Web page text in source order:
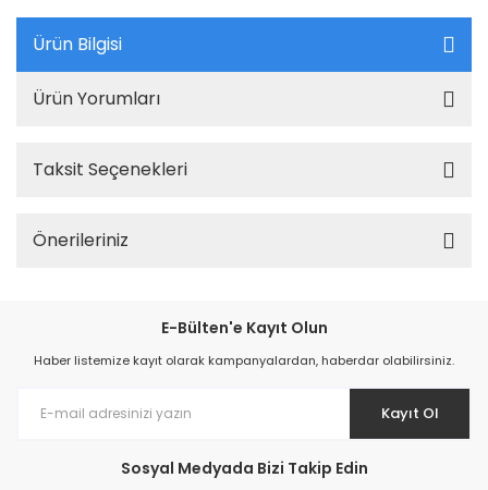
Ürün Bilgisi
Ürün Yorumları
Taksit Seçenekleri
Önerileriniz
E-Bülten'e Kayıt Olun
Haber listemize kayıt olarak kampanyalardan, haberdar olabilirsiniz.
Kayıt Ol
Sosyal Medyada Bizi Takip Edin